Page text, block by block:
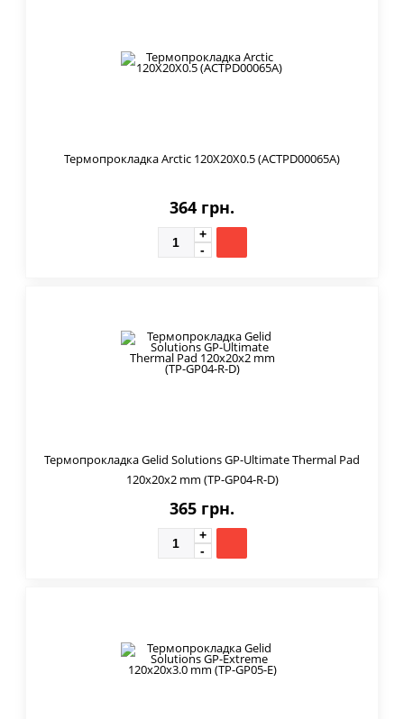
Термопрокладка Arctic 120X20X0.5 (ACTPD00065A)
364 грн.
Термопрокладка Gelid Solutions GP-Ultimate Thermal Pad
120x20x2 mm (TP-GP04-R-D)
365 грн.